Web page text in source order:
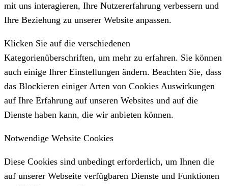
mit uns interagieren, Ihre Nutzererfahrung verbessern und
Ihre Beziehung zu unserer Website anpassen.
Klicken Sie auf die verschiedenen
Kategorienüberschriften, um mehr zu erfahren. Sie können
auch einige Ihrer Einstellungen ändern. Beachten Sie, dass
das Blockieren einiger Arten von Cookies Auswirkungen
auf Ihre Erfahrung auf unseren Websites und auf die
Dienste haben kann, die wir anbieten können.
Notwendige Website Cookies
Diese Cookies sind unbedingt erforderlich, um Ihnen die
auf unserer Webseite verfügbaren Dienste und Funktionen